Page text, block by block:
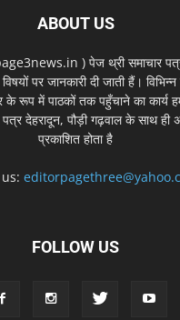
ABOUT US
) पेज थ्री समाचार
पर जानकारी दी जाती हैं। विभिन्न
रूप में पाठकों तक पहुँचाने का कार्य
देहरादून, पौड़ी गढ़वाल के साथ ही
प्रकाशित होता है
FOLLOW US